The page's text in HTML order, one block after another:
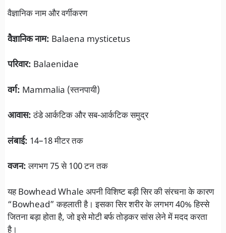
वैज्ञानिक नाम और वर्गीकरण
वैज्ञानिक नाम: Balaena mysticetus
परिवार: Balaenidae
वर्ग: Mammalia (स्तनपायी)
आवास:ठंडे आर्कटिक और सब-आर्कटिक समुद्र
लंबाई: 14–18 मीटर तक
वजन:लगभग 75 से 100 टन तक
यह Bowhead Whale अपनी विशिष्ट बड़ी सिर की संरचना के कारण
“Bowhead” कहलाती है। इसका सिर शरीर के लगभग 40% हिस्से
जितना बड़ा होता है, जो इसे मोटी बर्फ तोड़कर सांस लेने में मदद करता
है।